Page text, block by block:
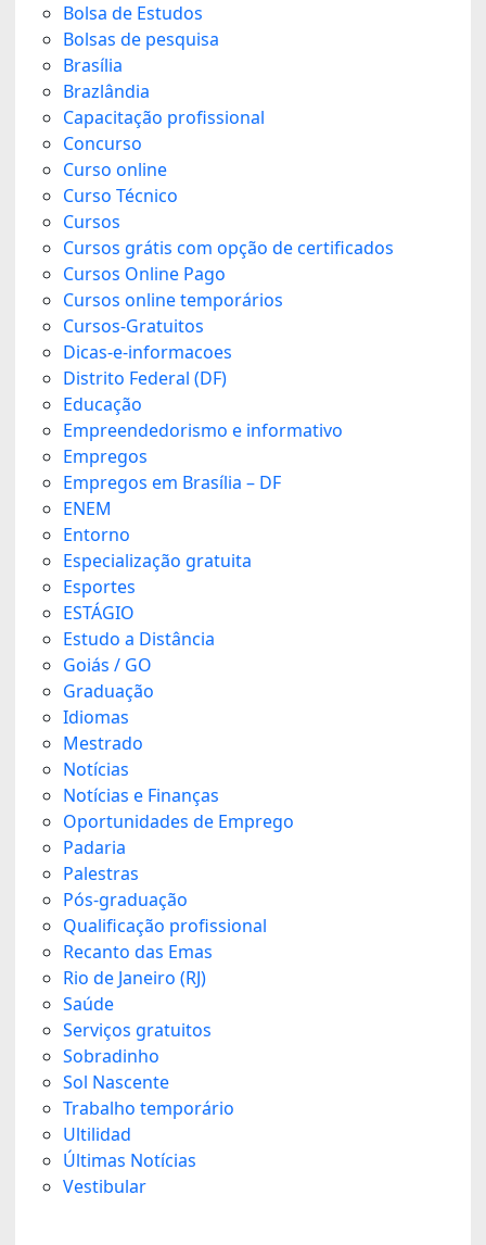
Bolsa de Estudos
Bolsas de pesquisa
Brasília
Brazlândia
Capacitação profissional
Concurso
Curso online
Curso Técnico
Cursos
Cursos grátis com opção de certificados
Cursos Online Pago
Cursos online temporários
Cursos-Gratuitos
Dicas-e-informacoes
Distrito Federal (DF)
Educação
Empreendedorismo e informativo
Empregos
Empregos em Brasília – DF
ENEM
Entorno
Especialização gratuita
Esportes
ESTÁGIO
Estudo a Distância
Goiás / GO
Graduação
Idiomas
Mestrado
Notícias
Notícias e Finanças
Oportunidades de Emprego
Padaria
Palestras
Pós-graduação
Qualificação profissional
Recanto das Emas
Rio de Janeiro (RJ)
Saúde
Serviços gratuitos
Sobradinho
Sol Nascente
Trabalho temporário
Ultilidad
Últimas Notícias
Vestibular